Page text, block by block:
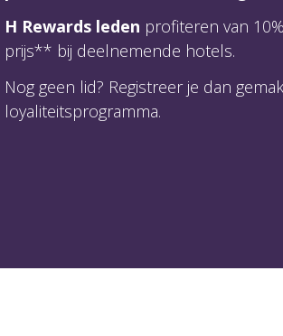
H Rewards leden profiteren van
prijs** bij deelnemende hotels.
Nog geen lid? Registreer je dan
loyaliteitsprogramma.